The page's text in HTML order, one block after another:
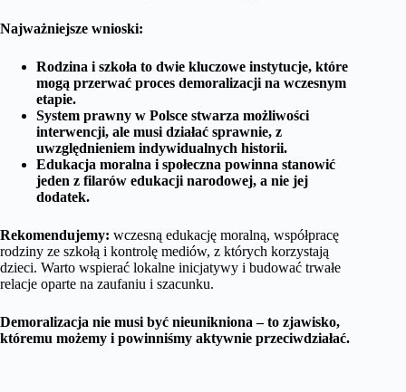
Najważniejsze wnioski:
Rodzina i szkoła to dwie kluczowe instytucje, które
mogą przerwać proces demoralizacji na wczesnym
etapie.
System prawny w Polsce stwarza możliwości
interwencji, ale musi działać sprawnie, z
uwzględnieniem indywidualnych historii.
Edukacja moralna i społeczna powinna stanowić
jeden z filarów edukacji narodowej, a nie jej
dodatek.
Rekomendujemy: wczesną edukację moralną, współpracę
rodziny ze szkołą i kontrolę mediów, z których korzystają
dzieci. Warto wspierać lokalne inicjatywy i budować trwałe
relacje oparte na zaufaniu i szacunku.
Demoralizacja nie musi być nieunikniona – to zjawisko,
któremu możemy i powinniśmy aktywnie przeciwdziałać.